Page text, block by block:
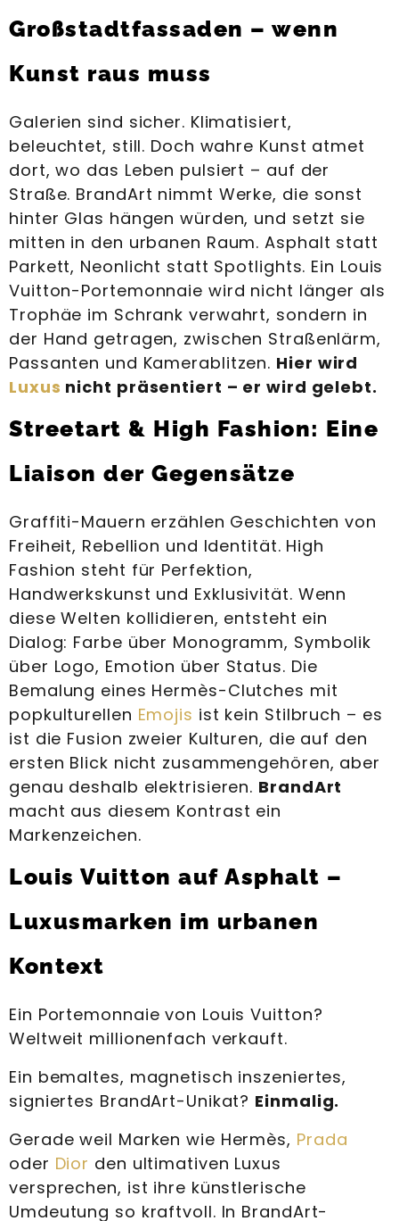
Großstadtfassaden – wenn
Kunst raus muss
Galerien sind sicher. Klimatisiert,
beleuchtet, still. Doch wahre Kunst atmet
dort, wo das Leben pulsiert – auf der
Straße. BrandArt nimmt Werke, die sonst
hinter Glas hängen würden, und setzt sie
mitten in den urbanen Raum. Asphalt statt
Parkett, Neonlicht statt Spotlights. Ein Louis
Vuitton-Portemonnaie wird nicht länger als
Trophäe im Schrank verwahrt, sondern in
der Hand getragen, zwischen Straßenlärm,
Passanten und Kamerablitzen. Hier wird
Luxus nicht präsentiert – er wird gelebt.
Streetart & High Fashion: Eine
Liaison der Gegensätze
Graffiti-Mauern erzählen Geschichten von
Freiheit, Rebellion und Identität. High
Fashion steht für Perfektion,
Handwerkskunst und Exklusivität. Wenn
diese Welten kollidieren, entsteht ein
Dialog: Farbe über Monogramm, Symbolik
über Logo, Emotion über Status. Die
Bemalung eines Hermès-Clutches mit
popkulturellen Emojis ist kein Stilbruch – es
ist die Fusion zweier Kulturen, die auf den
ersten Blick nicht zusammengehören, aber
genau deshalb elektrisieren. BrandArt
macht aus diesem Kontrast ein
Markenzeichen.
Louis Vuitton auf Asphalt –
Luxusmarken im urbanen
Kontext
Ein Portemonnaie von Louis Vuitton?
Weltweit millionenfach verkauft.
Ein bemaltes, magnetisch inszeniertes,
signiertes BrandArt-Unikat? Einmalig.
Gerade weil Marken wie Hermès, Prada
oder Dior den ultimativen Luxus
versprechen, ist ihre künstlerische
Umdeutung so kraftvoll. In BrandArt-